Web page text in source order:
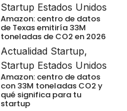
Startup Estados Unidos
Amazon: centro de datos
de Texas emitiría 33M
toneladas de CO2 en 2026
Actualidad Startup,
Startup Estados Unidos
Amazon: centro de datos
con 33M toneladas CO2 y
qué significa para tu
startup